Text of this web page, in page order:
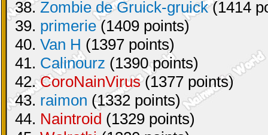
38.Zombie de Gruick-gruick(1414
39. primerie(1409 points)
40. Van H (1397 points)
41. Calinourz (1390 points)
42.CoroNainVirus(1377 points)
43. raimon (1332 points)
44. Naintroid (1329 points)